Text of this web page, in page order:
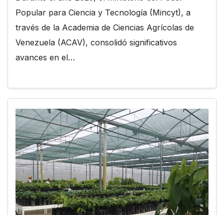
Popular para Ciencia y Tecnología (Mincyt), a
través de la Academia de Ciencias Agrícolas de
Venezuela (ACAV), consolidó significativos
avances en el…